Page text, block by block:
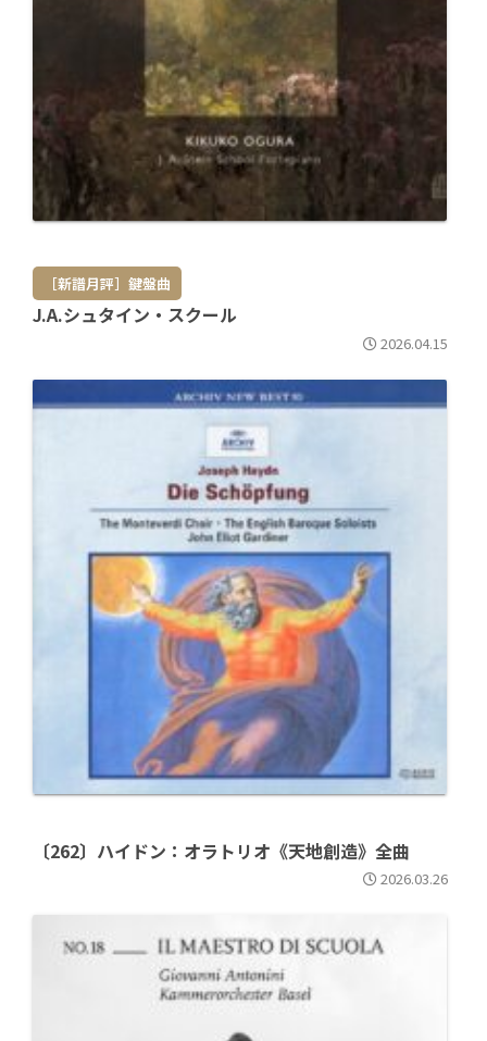
［新譜月評］鍵盤曲
J.A.シュタイン・スクール
2026.04.15
〔262〕ハイドン：オラトリオ《天地創造》全曲
2026.03.26